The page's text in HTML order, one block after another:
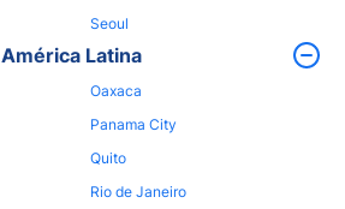
Seoul
América Latina
Oaxaca
Panama City
Quito
Rio de Janeiro